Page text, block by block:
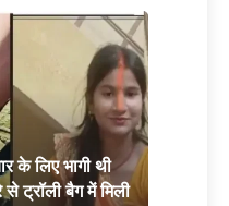
के लिए भागी थी
ट्रॉली बैग में मिली